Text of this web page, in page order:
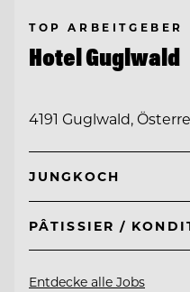
TOP ARBEITGEBER
Hotel Guglwald
4191 Guglwald,
JUNGKOCH
PÂTISSIER /
Entdecke alle Jobs